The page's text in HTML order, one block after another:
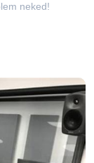
neked!